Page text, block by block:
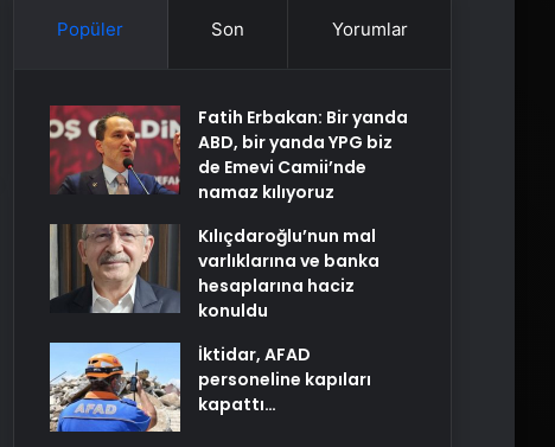
Popüler Son Yorumlar
Fatih Erbakan: Bir yanda
ABD, bir yanda YPG biz
de Emevi Camii’nde
namaz kılıyoruz
Kılıçdaroğlu’nun mal
varlıklarına ve banka
hesaplarına haciz
konuldu
İktidar, AFAD
personeline kapıları
kapattı…